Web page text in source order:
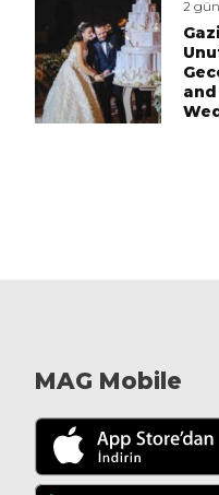
2
MAG Mobile